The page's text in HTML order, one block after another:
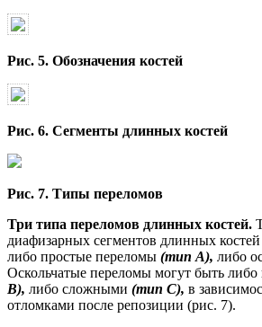
Рис. 5. Обозначения костей
Рис. 6. Сегменты длинных костей
Рис. 7. Типы переломов
Три типа переломов длинных костей.
диафизарных сегментов длинных
либо простые переломы (тип А), либо
Оскольчатые переломы могут быть
В), либо сложными (тип С), в
отломками после репозиции (рис. 7).